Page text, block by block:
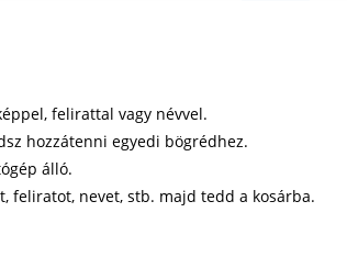
felirattal vagy névvel.
hozzátenni egyedi bögrédhez.
álló.
feliratot, nevet, stb. majd tedd a kosárba.